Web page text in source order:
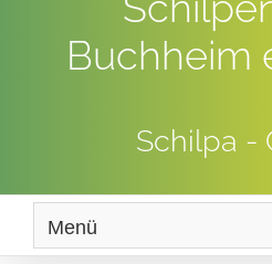
Buchheim
Schilpa -
Menü